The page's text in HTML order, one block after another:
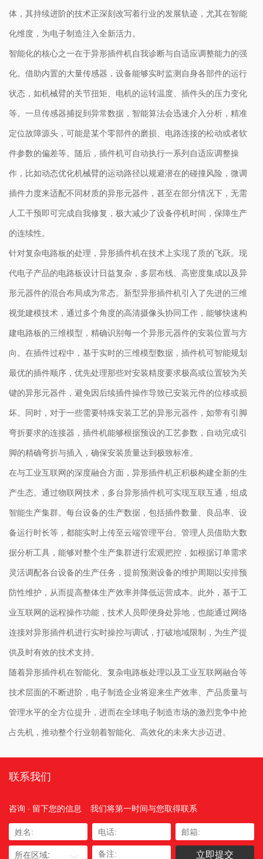
体，其持续进阶的技术正深刻改写着行业的发展轨迹，尤其在智能
化维度，为电子制造注入全新活力。
智能化的核心之一在于异形插件机自我诊断与自适应调整能力的强
化。借助内置的大量传感器，设备能够实时监测自身各部件的运行
状态，如机械臂的关节扭矩、电机的运转温度、插件头的压力变化
等。一旦传感器捕捉到异常数据，智能算法会迅速介入分析，精准
定位故障源头，可能是某个零部件的磨损、电路连接的松动或者软
件参数的偏差等。随后，插件机可自动执行一系列自适应调整操
作，比如动态优化机械臂的运动路径以规避潜在的碰撞风险，微调
插件力度来适配不同材质的异形元器件，甚至在部分情况下，无需
人工干预即可完成自我修复，极大减少了设备停机时间，保障生产
的连续性。
针对复杂电路板的处理，异形插件机在技术上实现了质的飞跃。现
代电子产品的电路板设计日益复杂，多层布线、高密度集成以及异
形元器件的混合布局成为常态。新型异形插件机引入了先进的三维
视觉建模技术，通过多个角度的高清摄像头协同工作，能够快速构
建电路板的三维模型，精确识别每一个异形元器件的安装位置与方
向。在插件过程中，基于实时的三维模型数据，插件机可智能规划
最优的插件顺序，优先处理那些对安装精度要求极高或位置较为关
键的异形元器件，避免因后续插件操作导致已安装元件的位移或损
坏。同时，对于一些需要特殊安装工艺的异形元器件，如带有引脚
弯折要求的连接器，插件机能够根据预设的工艺参数，自动完成引
脚的精确弯折与插入，确保安装质量达到极致标准。
在与工业互联网的深度融合方面，异形插件机正积极构建全新的生
产生态。通过物联网技术，多台异形插件机可实现互联互通，组成
智能生产集群。每台设备的生产数据，包括插件数量、良品率、设
备运行时长等，都能实时上传至云端管理平台。管理人员借助大数
据分析工具，能够对整个生产集群进行宏观把控，如根据订单需求
灵活调配各台设备的生产任务，提前预测设备的维护周期以安排预
防性维护，从而提高整体生产效率并降低运营成本。此外，基于工
业互联网的远程操作功能，技术人员即便身处异地，也能通过网络
连接对异形插件机进行实时操控与调试，打破地域限制，为生产提
供及时有效的技术支持。
随着异形插件机在智能化、复杂电路板处理以及工业互联网融合等
技术层面的不断进阶，电子制造企业将迎来生产效率、产品质量与
管理水平的全方位提升，进而在全球电子制造市场的激烈竞争中抢
占先机，推动整个行业朝着智能化、高效化的未来大步迈进。
联系我们
咨询 · 留下您的信息 我们将第一时间与您取得联系
所在区域: